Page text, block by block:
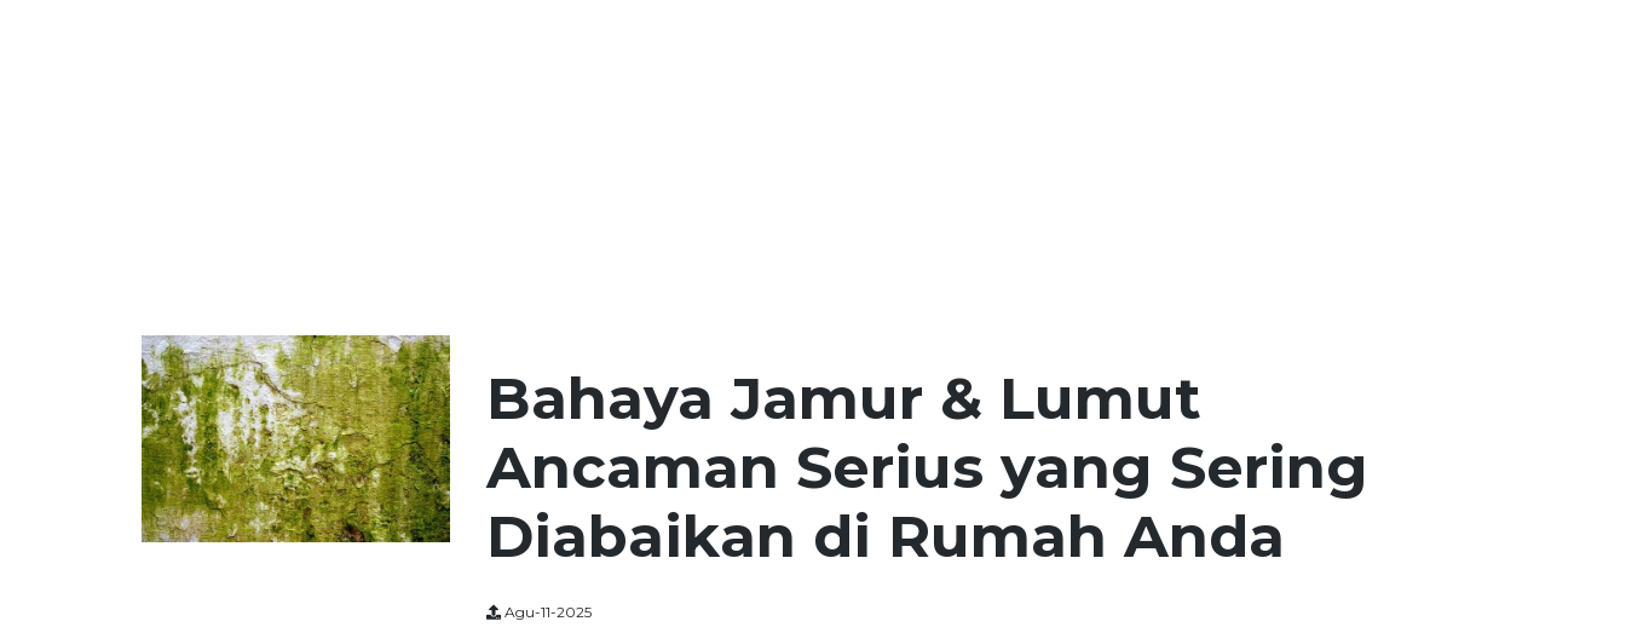
Bahaya Jamur & Lumut
Ancaman Serius yang Sering
Diabaikan di Rumah Anda
Agu-11-2025